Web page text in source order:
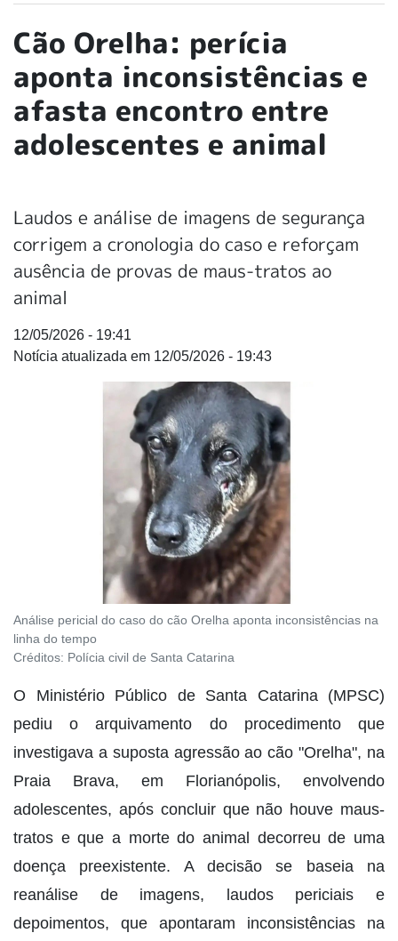
Cão Orelha: perícia
aponta inconsistências e
afasta encontro entre
adolescentes e animal
Laudos e análise de imagens de segurança
corrigem a cronologia do caso e reforçam
ausência de provas de maus-tratos ao
animal
12/05/2026 - 19:41
12/05/2026 - 19:43
Análise pericial do caso do cão Orelha aponta inconsistências na
linha do tempo
Créditos: Polícia civil de Santa Catarina
O Ministério Público de Santa Catarina (MPSC)
pediu o arquivamento do procedimento que
investigava a suposta agressão ao cão "Orelha", na
Praia Brava, em Florianópolis, envolvendo
adolescentes, após concluir que não houve maus-
tratos e que a morte do animal decorreu de uma
doença preexistente. A decisão se baseia na
reanálise de imagens, laudos periciais e
depoimentos, que apontaram inconsistências na